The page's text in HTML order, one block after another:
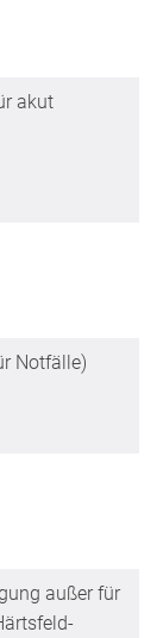
akut
Notfälle)
außer für